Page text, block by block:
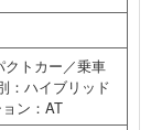
トカー／乗車
：ハイブリッド
ン：AT